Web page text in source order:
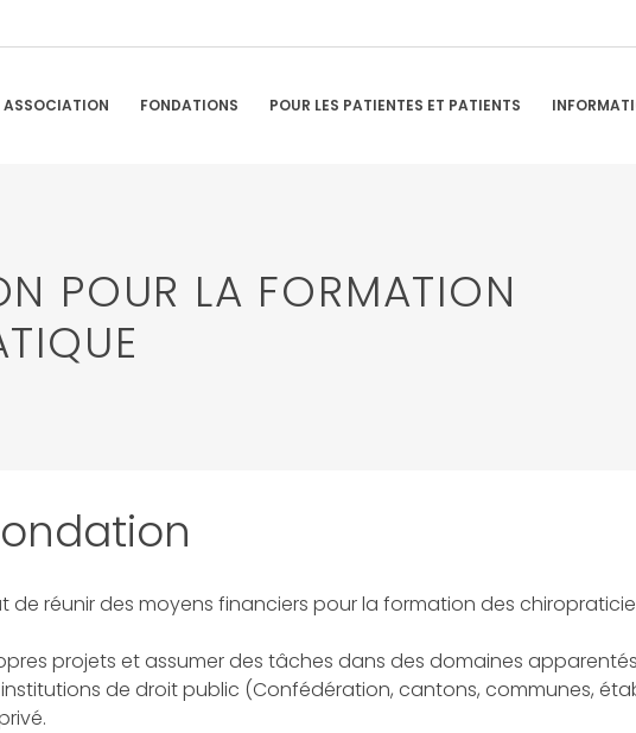
ASSOCIATION FONDATIONS POUR LES PATIENTES ET PATIENTS
POUR LA FORMATION
réunir des moyens financiers pour la formation des
projets et assumer des tâches dans des domaines
de droit public (Confédération, cantons, communes,